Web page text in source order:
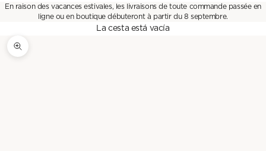
En raison des vacances estivales, les livraisons de toute commande passée en
ligne ou en boutique débuteront à partir du 8 septembre.
La cesta está vacía
Zoom